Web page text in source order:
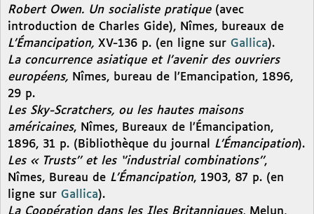
Robert Owen. Un socialiste pratique(avec
introduction de Charles Gide), Nîmes, bureaux de
L’Émancipation, XV-136 p. (en ligne sur Gallica).
La concurrence asiatique et l’avenir des ouvriers
européens, Nîmes, bureau de l’Emancipation, 1896,
29 p.
Les Sky-Scratchers, ou les hautes maisons
américaines, Nîmes, Bureaux de l’Émancipation,
1896, 31 p. (Bibliothèque du journal L’Émancipation).
Les « Trusts’’ et les ‘’industrial combinations’’,
Nîmes, Bureau de L’Émancipation, 1903, 87 p. (en
ligne sur Gallica).
La Coopération dans les Iles Britanniques, Melun,